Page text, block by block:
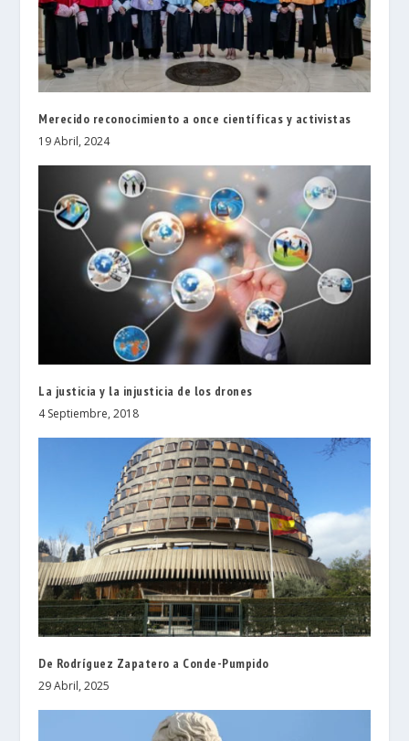
Merecido reconocimiento a once científicas y activistas
19 Abril, 2024
La justicia y la injusticia de los drones
4 Septiembre, 2018
De Rodríguez Zapatero a Conde-Pumpido
29 Abril, 2025